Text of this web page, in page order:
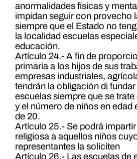
anormalidades físicas y
impidan seguir con provecho
siempre que el Estado no
la localidad escuelas
educación.
Artículo 24.- A fin de
primaria a los hijos de sus
empresas industriales,
tendrán la obligación di
escuelas siempre que se
y el número de niños en edad
de 20.
Artículo 25.- Se podrá
religiosa a aquellos niños
representantes la soliciten
Artículo 26.- Las escuelas de